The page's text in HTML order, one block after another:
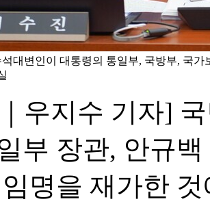
대변인이 대통령의 통일부, 국방부, 국가
우지수 기자]
부 장관, 안규
명을 재가한